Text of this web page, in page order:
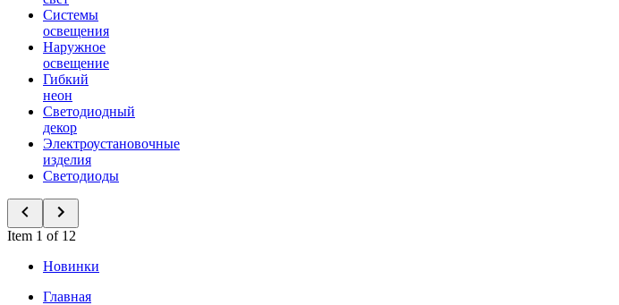
Системы
освещения
Наружное
освещение
Гибкий
неон
Светодиодный
декор
Электроустановочные
изделия
Светодиоды
Item 1 of 12
Новинки
Главная